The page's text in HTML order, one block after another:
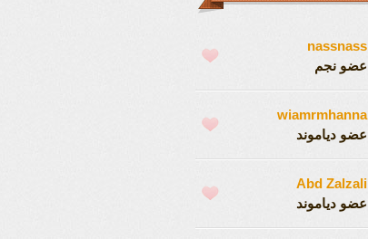
nassnass
عضو نجم
wiamrmhanna
عضو دياموند
Abd Zalzali
عضو دياموند